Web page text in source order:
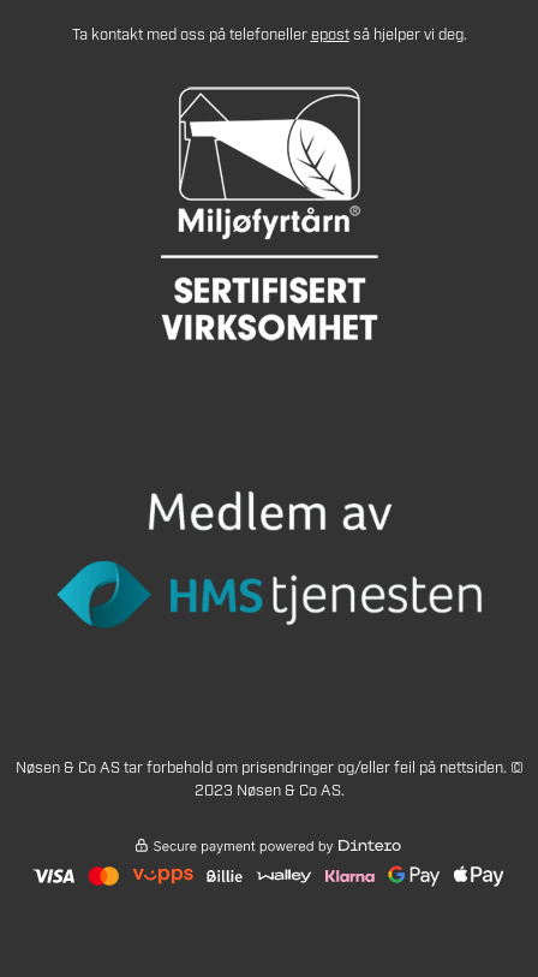
Ta kontakt med oss på telefonellerepostså hjelper vi deg.
Nøsen & Co AS tar forbehold om prisendringer og/eller feil på nettsiden. ©
2023 Nøsen & Co AS.